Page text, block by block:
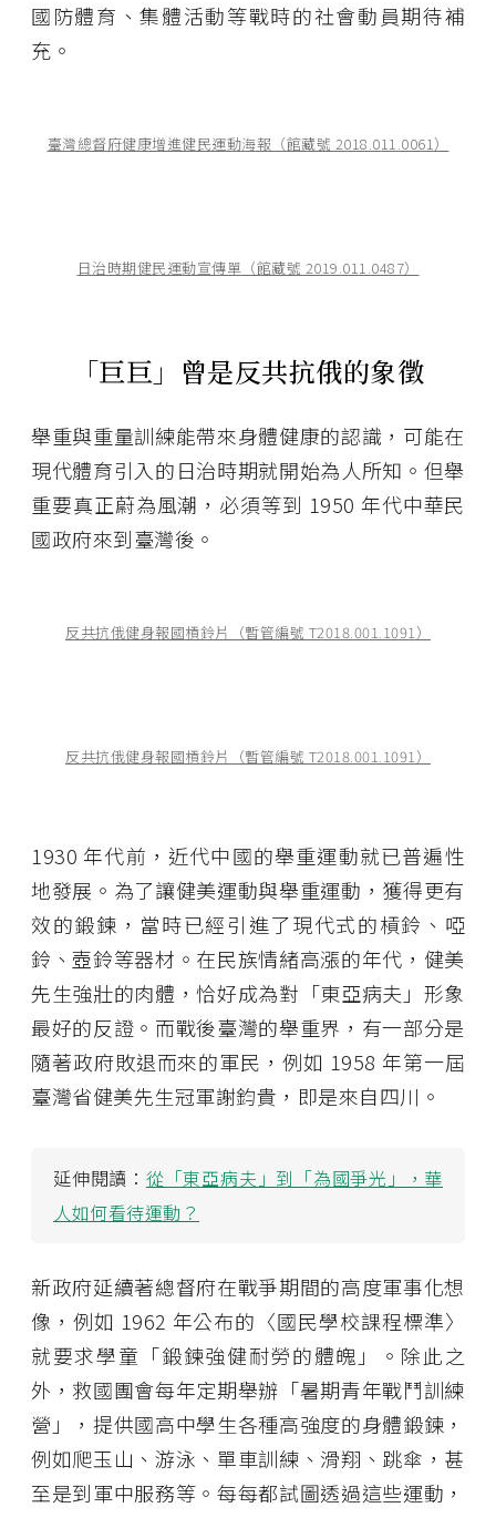
國防體育、集體活動等戰時的社會動員期待補
充。
臺灣總督府健康增進健民運動海報（館藏號 2018.011.0061）
日治時期健民運動宣傳單（館藏號 2019.011.0487）
「巨巨」曾是反共抗俄的象徵
舉重與重量訓練能帶來身體健康的認識，可能在
現代體育引入的日治時期就開始為人所知。但舉
重要真正蔚為風潮，必須等到 1950 年代中華民
國政府來到臺灣後。
反共抗俄健身報國槓鈴片（暫管編號 T2018.001.1091）
反共抗俄健身報國槓鈴片（暫管編號 T2018.001.1091）
1930 年代前，近代中國的舉重運動就已普遍性
地發展。為了讓健美運動與舉重運動，獲得更有
效的鍛鍊，當時已經引進了現代式的槓鈴、啞
鈴、壺鈴等器材。在民族情緒高漲的年代，健美
先生強壯的肉體，恰好成為對「東亞病夫」形象
最好的反證。而戰後臺灣的舉重界，有一部分是
隨著政府敗退而來的軍民，例如 1958 年第一屆
臺灣省健美先生冠軍謝鈞貴，即是來自四川。
延伸閱讀： 從「東亞病夫」到「為國爭光」，華
人如何看待運動？
新政府延續著總督府在戰爭期間的高度軍事化想
像，例如 1962 年公布的〈國民學校課程標準〉
就要求學童「鍛鍊強健耐勞的體魄」。除此之
外，救國團會每年定期舉辦「暑期青年戰鬥訓練
營」，提供國高中學生各種高強度的身體鍛鍊，
例如爬玉山、游泳、單車訓練、滑翔、跳傘，甚
至是到軍中服務等。每每都試圖透過這些運動，